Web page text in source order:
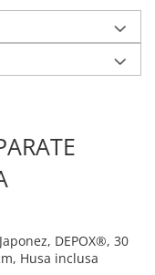
DEPOX®, 30
Husa inclusa